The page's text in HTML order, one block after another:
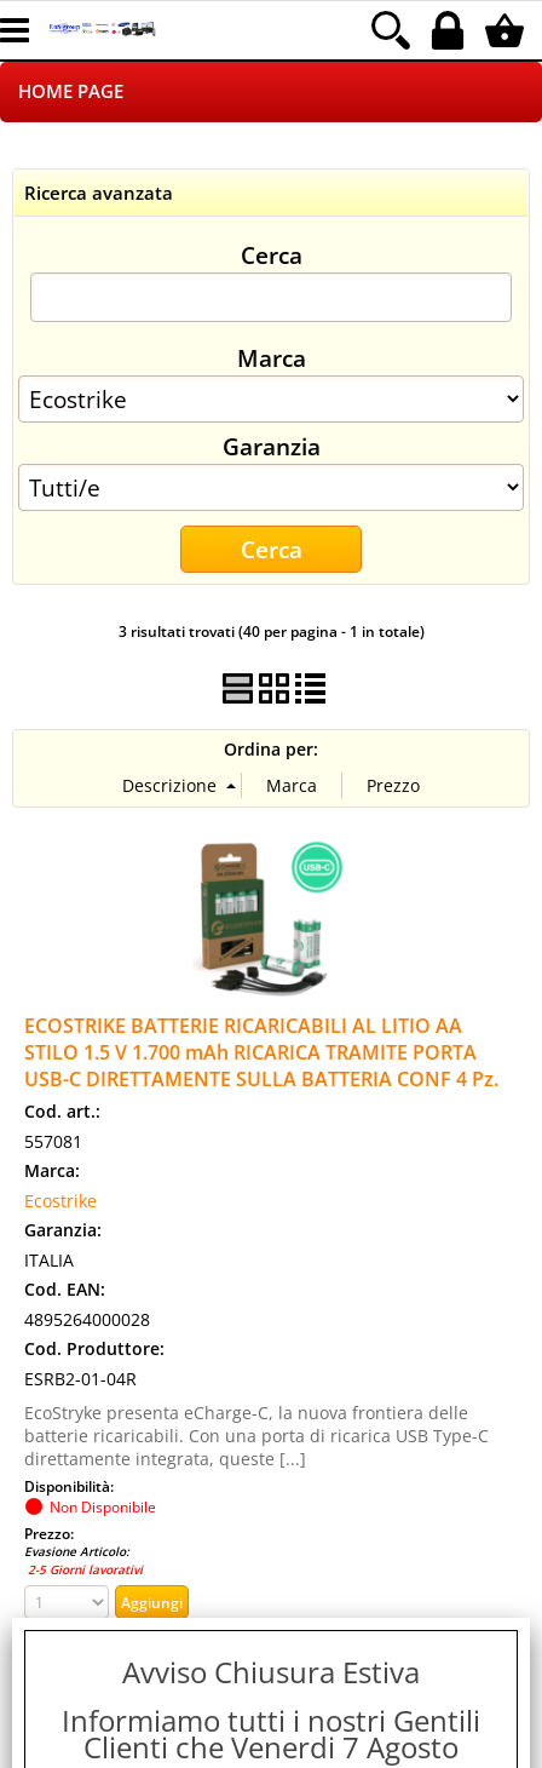
HOME PAGE
LOGISTICA
NEGOZI ON LINE
SINCRONIZZATI CON NOI
SPEDIZIONI
CONTATTI
Ricerca avanzata
Cerca
Marca
Garanzia
3 risultati trovati (40 per pagina - 1 in totale)
Ordina per:
ECOSTRIKE BATTERIE RICARICABILI AL LITIO AA
STILO 1.5 V 1.700 mAh RICARICA TRAMITE PORTA
USB-C DIRETTAMENTE SULLA BATTERIA CONF 4 Pz.
Cod. art.:
557081
Marca:
Ecostrike
Garanzia:
ITALIA
Cod. EAN:
4895264000028
Cod. Produttore:
ESRB2-01-04R
EcoStryke presenta eCharge-C, la nuova frontiera delle
batterie ricaricabili. Con una porta di ricarica USB Type-C
direttamente integrata, queste [...]
Disponibilità:
Non Disponibile
Prezzo:
Evasione Articolo:
2-5 Giorni lavorativi
Avviso Chiusura Estiva
Informiamo tutti i nostri Gentili
Clienti che Venerdi 7 Agosto